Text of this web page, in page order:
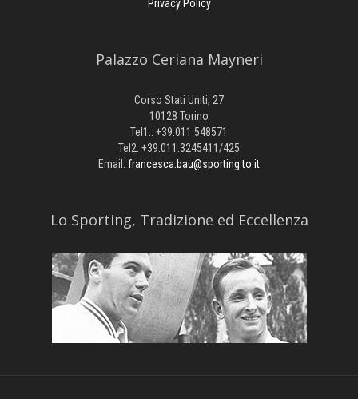
Privacy Policy
Palazzo Ceriana Mayneri
Corso Stati Uniti, 27
10128 Torino
Tel1.: +39.011.548571
Tel2: +39.011.3245411/425
Email: francesca.bau@sporting.to.it
​Lo Sporting, Tradizione ed Eccellenza